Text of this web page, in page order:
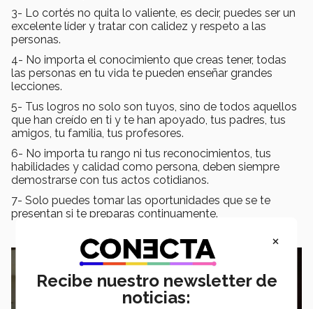
3- Lo cortés no quita lo valiente, es decir, puedes ser un
excelente líder y tratar con calidez y respeto a las
personas.
4- No importa el conocimiento que creas tener, todas
las personas en tu vida te pueden enseñar grandes
lecciones.
5- Tus logros no solo son tuyos, sino de todos aquellos
que han creído en ti y te han apoyado, tus padres, tus
amigos, tu familia, tus profesores.
6- No importa tu rango ni tus reconocimientos, tus
habilidades y calidad como persona, deben siempre
demostrarse con tus actos cotidianos.
7- Solo puedes tomar las oportunidades que se te
presentan si te preparas continuamente.
×
Recibe nuestro newsletter de
noticias: